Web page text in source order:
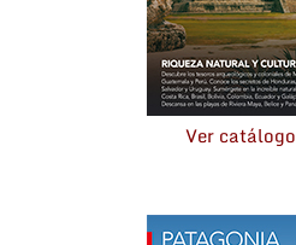
Ver catálogo